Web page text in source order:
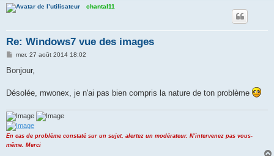
chantal11
Re: Windows7 vue des images
M
s
g
e
mer. 27 août 2014 18:02
Bonjour,
Désolée, mwonex, je n'ai pas bien compris la nature de ton problème
En cas de problème constaté sur un sujet, alertez un modérateur. N'intervenez pas vous-
même. Merci